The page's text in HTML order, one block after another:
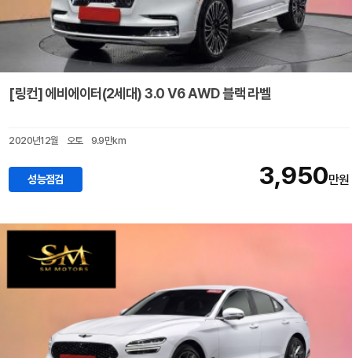
[링컨] 에비에이터(2세대) 3.0 V6 AWD 블랙 라벨
2020년12월 오토 9.9만km
성능점검 3,950만원